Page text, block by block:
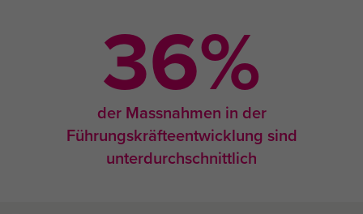
36%
der Massnahmen in der
Führungskräfteentwicklung sind
unterdurchschnittlich